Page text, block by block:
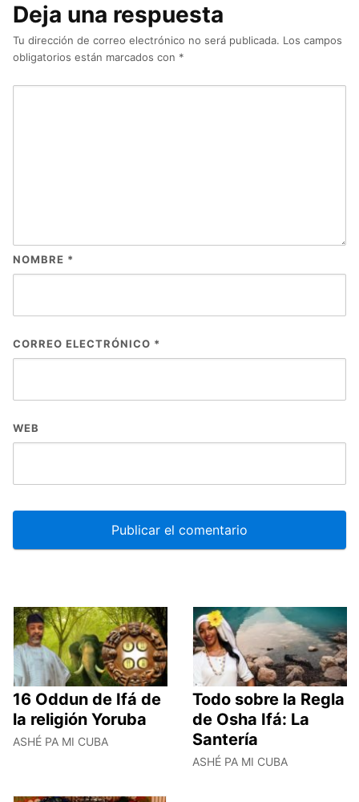
Deja una respuesta
Tu dirección de correo electrónico no será publicada. Los campos
obligatorios están marcados con *
NOMBRE *
CORREO ELECTRÓNICO *
WEB
16 Oddun de Ifá de
la religión Yoruba
ASHÉ PA MI CUBA
Todo sobre la Regla
de Osha Ifá: La
Santería
ASHÉ PA MI CUBA